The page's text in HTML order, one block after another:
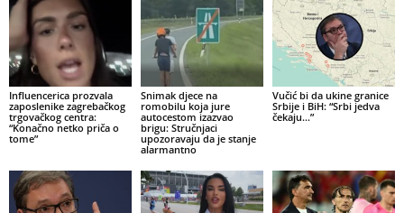
Influencerica prozvala
zaposlenike zagrebačkog
trgovačkog centra:
“Konačno netko priča o
tome”
Snimak djece na
romobilu koja jure
autocestom izazvao
brigu: Stručnjaci
upozoravaju da je stanje
alarmantno
Vučić bi da ukine granice
Srbije i BiH: “Srbi jedva
čekaju…”